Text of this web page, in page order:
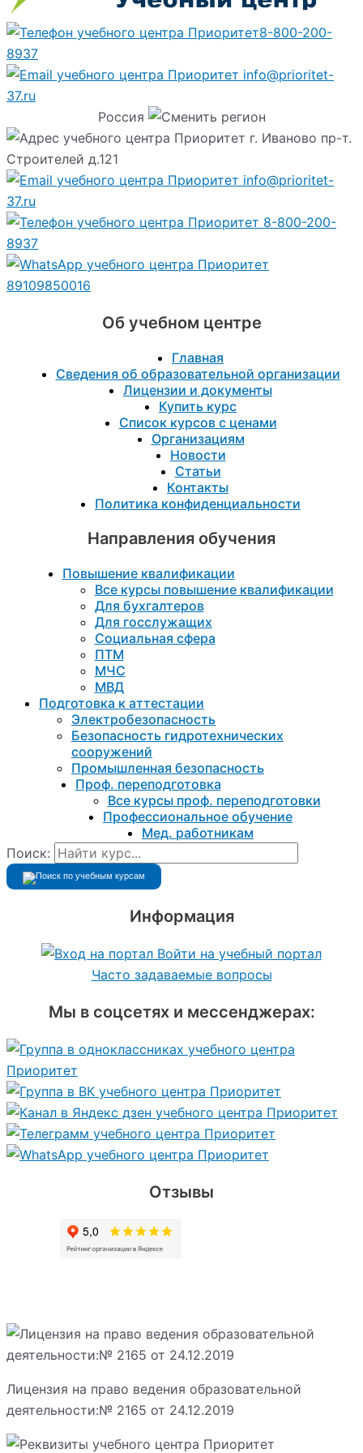
8-800-200-
8937
info@prioritet-
37.ru
Россия
г. Иваново пр-т.
Строителей д.121
info@prioritet-
37.ru
8-800-200-
8937
89109850016
Об учебном центре
Главная
Сведения об образовательной организации
Лицензии и документы
Купить курс
Список курсов с ценами
Организациям
Новости
Статьи
Контакты
Политика конфиденциальности
Направления обучения
Повышение квалификации
Все курсы повышение квалификации
Для бухгалтеров
Для госслужащих
Социальная сфера
ПТМ
МЧС
МВД
Подготовка к aттестации
Электробезопасность
Безопасность гидротехнических
сооружений
Промышленная безопасность
Проф. переподготовка
Все курсы проф. переподготовки
Профессиональное обучение
Мед. работникам
Поиск:
Информация
Войти на учебный портал
Часто задаваемые вопросы
Мы в соцсетях и мессенджерах:
Отзывы
Лицензия на право ведения образовательной
деятельности:№ 2165 от 24.12.2019